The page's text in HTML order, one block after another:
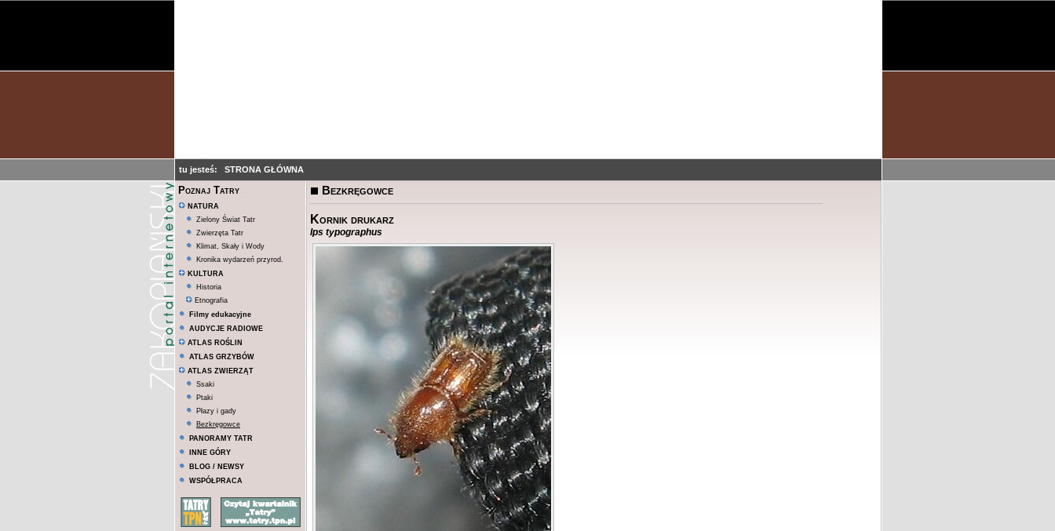
tu jesteś: STRONA GŁÓWNA
Poznaj Tatry
NATURA
Zielony Świat Tatr
Zwierzęta Tatr
Klimat, Skały i Wody
Kronika wydarzeń przyrod.
KULTURA
Historia
Etnografia
Filmy edukacyjne
AUDYCJE RADIOWE
ATLAS ROŚLIN
ATLAS GRZYBÓW
ATLAS ZWIERZĄT
Ssaki
Ptaki
Płazy i gady
Bezkręgowce
PANORAMY TATR
INNE GÓRY
BLOG / NEWSY
WSPÓŁPRACA
Bezkręgowce
Kornik drukarz
Ips typographus